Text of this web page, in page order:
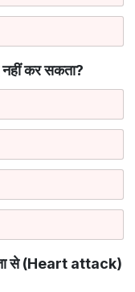
नहीं कर सकता?
से (Heart attack)